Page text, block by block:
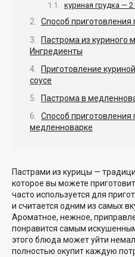
куриная грудка —
Способ приготовления
Пастрома из куриного
Ингредиенты
Приготовление
соусе
Пастрома в
Способ приготовления
медленноварке
Пастрами из курицы —
которое вы можете
часто используется для
и считается одним из самых
Ароматное, нежное,
понравится самым
этого блюда может уйти
полностью окупит каждую